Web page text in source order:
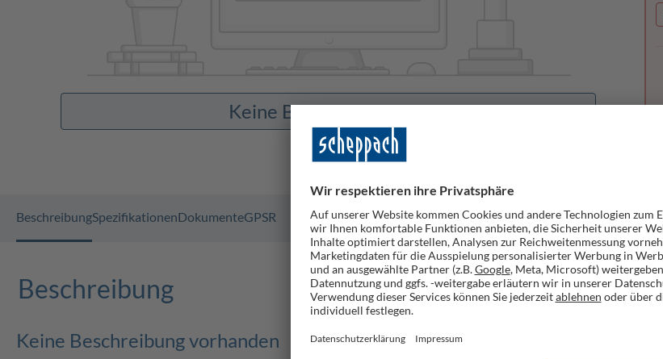
Keine Bilder vorhanden
BeschreibungSpezifikationenDokumenteGPSR
Beschreibung
Keine Beschreibung vorhanden